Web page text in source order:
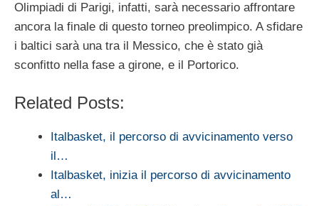
Olimpiadi di Parigi, infatti, sarà necessario affrontare
ancora la finale di questo torneo preolimpico. A sfidare
i baltici sarà una tra il Messico, che è stato già
sconfitto nella fase a girone, e il Portorico.
Related Posts:
Italbasket, il percorso di avvicinamento verso
il…
Italbasket, inizia il percorso di avvicinamento
al…